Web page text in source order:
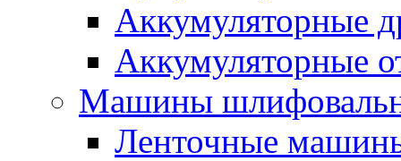
Аккумуляторные
Аккумуляторные
Машины
Ленточные